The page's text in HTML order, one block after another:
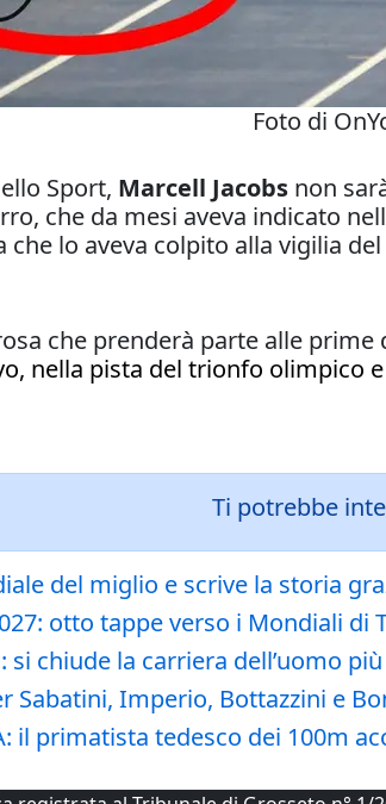
Foto di
Sport, Marcell Jacobs non
che da mesi aveva indicato
lo aveva colpito alla vigilia
che prenderà parte alle
nella pista del trionfo olimpico
Ti potrebbe
del miglio e scrive la storia
otto tappe verso i Mondiali
chiude la carriera dell’uomo
Sabatini, Imperio, Bottazzini e
il primatista tedesco dei 100m